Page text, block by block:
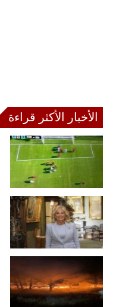
الأخبار الأكثر قراءة